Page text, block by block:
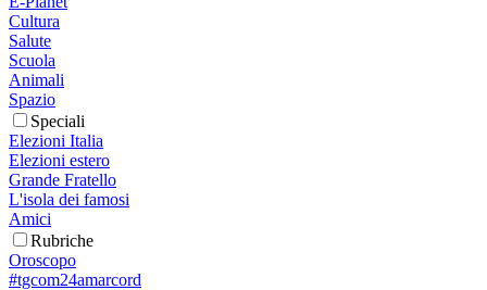
Cultura
Salute
Scuola
Animali
Spazio
Speciali
Elezioni Italia
Elezioni estero
Grande Fratello
L'isola dei famosi
Amici
Rubriche
Oroscopo
#tgcom24amarcord